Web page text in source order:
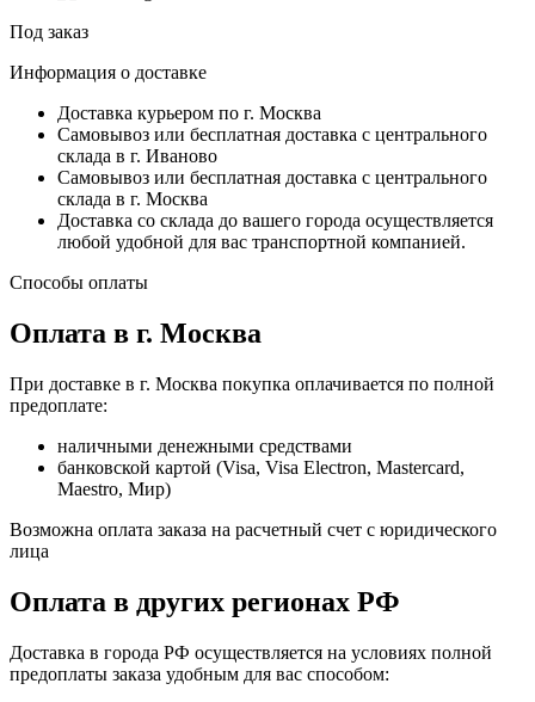
Под заказ
Информация о доставке
Доставка курьером по г. Москва
Самовывоз или бесплатная доставка с центрального
склада в г. Иваново
Самовывоз или бесплатная доставка с центрального
склада в г. Москва
Доставка со склада до вашего города осуществляется
любой удобной для вас транспортной компанией.
Способы оплаты
Оплата в г. Москва
При доставке в г. Москва покупка оплачивается по полной
предоплате:
наличными денежными средствами
банковской картой (Visa, Visa Electron, Mastercard,
Maestro, Мир)
Возможна оплата заказа на расчетный счет с юридического
лица
Оплата в других регионах РФ
Доставка в города РФ осуществляется на условиях полной
предоплаты заказа удобным для вас способом: